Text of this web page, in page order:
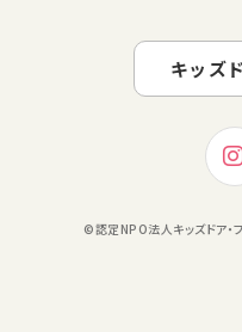
キッズ
©認定NPO法人キッズドア